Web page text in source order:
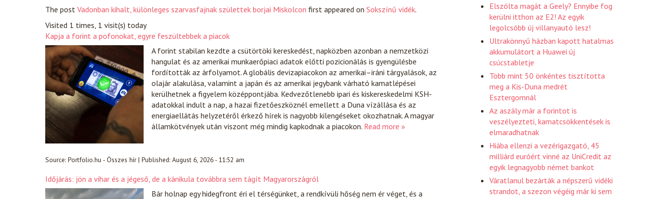
The post Vadonban kihalt, különleges szarvasfajnak születtek borjai Miskolcon first appeared on Sokszínű vidék.
Visited 1 times, 1 visit(s) today
Kapja a forint a pofonokat, egyre feszültebbek a piacok
A forint stabilan kezdte a csütörtöki kereskedést, napközben azonban a nemzetközi
hangulat és az amerikai munkaerőpiaci adatok előtti pozicionálás is gyengülésbe
fordították az árfolyamot. A globális devizapiacokon az amerikai–iráni tárgyalások, az
olajár alakulása, valamint a japán és az amerikai jegybank várható kamatlépései
kerülhetnek a figyelem középpontjába. Kedvezőtlenebb ipari és kiskereskedelmi KSH-
adatokkal indult a nap, a hazai fizetőeszköznél emellett a Duna vízállása és az
energiaellátás helyzetéről érkező hírek is nagyobb kilengéseket okozhatnak. A magyar
államkötvények után viszont még mindig kapkodnak a piacokon. Read more »
Source: Portfolio.hu - Összes hír| Published: August 6, 2026 - 11:52 am
Időjárás: jön a vihar és a jégeső, de a kánikula továbbra sem tágít Magyarországról
Bár holnap egy hidegfront éri el térségünket, a rendkívüli hőség nem ér véget, és a
Elszólta magát a Geely? Ennyibe fog
kerülni itthon az E2! Az egyik
legolcsóbb új villanyautó lesz!
Ultrakönnyű házban kapott hatalmas
akkumulátort a Huawei új
csúcstabletje
Több mint 50 önkéntes tisztította
meg a Kis-Duna medrét
Esztergomnál
Az aszály már a forintot is
veszélyezteti, kamatcsökkentések is
elmaradhatnak
Hiába ellenzi a vezérigazgató, 45
milliárd euróért vinné az UniCredit az
egyik legnagyobb német bankot
Váratlanul bezárták a népszerű vidéki
strandot, a szezon végéig már ki sem